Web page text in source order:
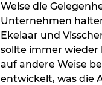
Weise die
Unternehmen
Ekelaar und
sollte immer wieder
auf andere Weise
entwickelt, was die